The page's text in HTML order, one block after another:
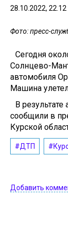
28.10.2022, 22.12
Фото: пресс-
Сегодня
Солнцево-
автомобиля
Машина
В
сообщили в
Курской
#ДТП
Добавить